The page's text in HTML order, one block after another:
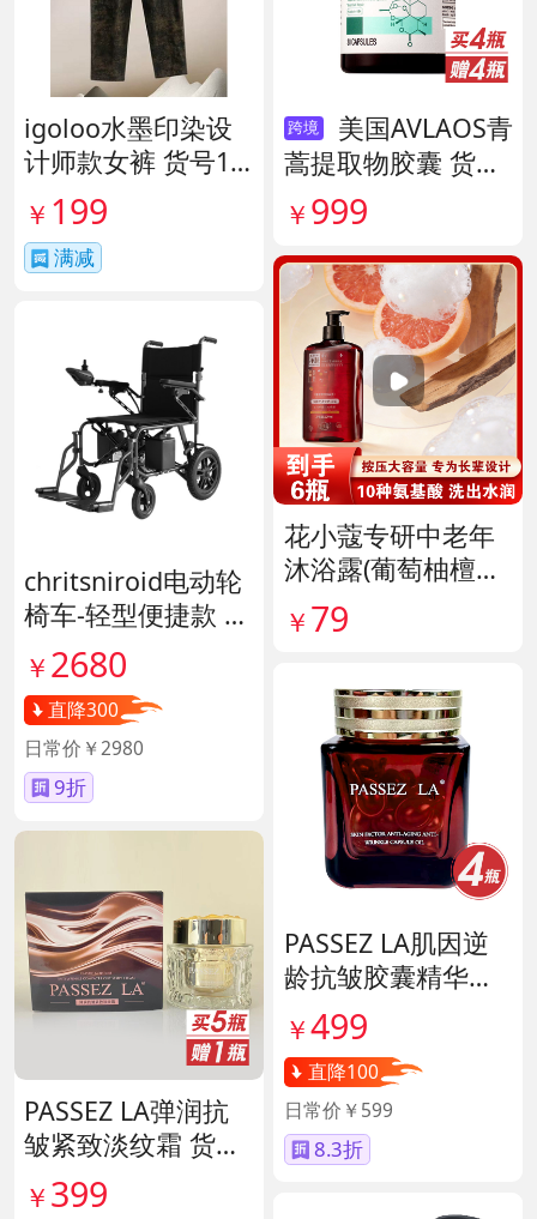
igoloo水墨印染设
计师款女裤 货号14
1653
￥ 199
满减
chritsniroid电动轮
椅车-轻型便捷款 货
号140671
￥ 2680
直降300
日常价￥2980
9折
PASSEZ LA弹润抗
皱紧致淡纹霜 货号
137089
￥ 399
跨境
美国AVLAOS青
蒿提取物胶囊 货号
140567
￥ 999
花小蔻专研中老年
沐浴露(葡萄柚檀香
香氛) 货号141896
￥ 79
PASSEZ LA肌因逆
龄抗皱胶囊精华油
货号139887
￥499
直降100
日常价￥599
8.3折